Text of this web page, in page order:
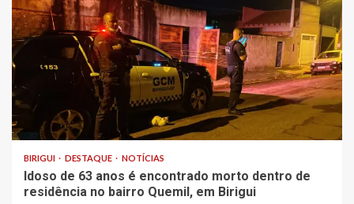
BIRIGUI DESTAQUE NOTÍCIAS
Idoso de 63 anos é encontrado morto dentro de
residência no bairro Quemil, em Birigui